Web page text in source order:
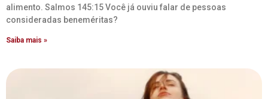
alimento. Salmos 145:15 Você já ouviu falar de pessoas
consideradas beneméritas?
Saiba mais »